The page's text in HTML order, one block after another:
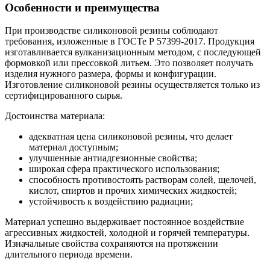
Особенности и преимущества
При производстве силиконовой резины соблюдают
требования, изложенные в ГОСТе Р 57399-2017. Продукция
изготавливается вулканизационным методом, с последующей
формовкой или прессовкой литьем. Это позволяет получать
изделия нужного размера, формы и конфигурации.
Изготовление силиконовой резины осуществляется только из
сертифицированного сырья.
Достоинства материала:
адекватная цена силиконовой резины, что делает
материал доступным;
улучшенные антиадгезионные свойства;
широкая сфера практического использования;
способность противостоять растворам солей, щелочей,
кислот, спиртов и прочих химических жидкостей;
устойчивость к воздействию радиации;
Материал успешно выдерживает постоянное воздействие
агрессивных жидкостей, холодной и горячей температуры.
Изначальные свойства сохраняются на протяжении
длительного периода времени.